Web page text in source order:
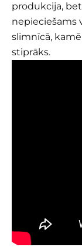
produkcija,
nepieciešams
slimnīcā,
stiprāks.